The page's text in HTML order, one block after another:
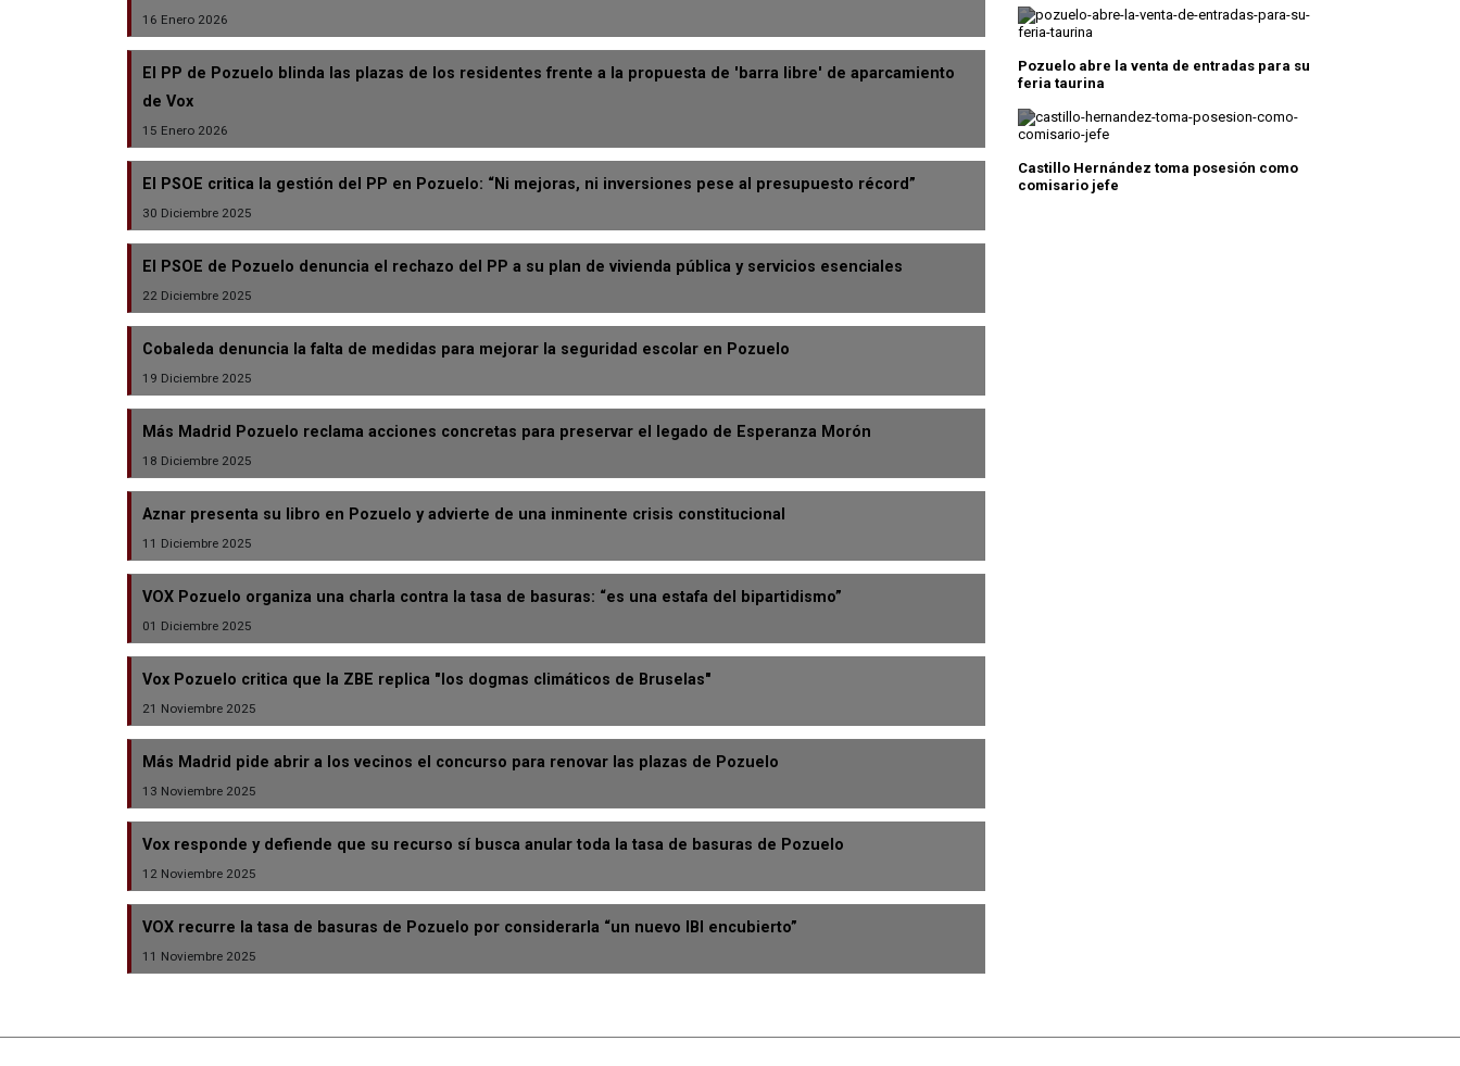
16 Enero 2026
El PP de Pozuelo blinda las plazas de los residentes frente a la propuesta de 'barra libre' de aparcamiento
de Vox
15 Enero 2026
El PSOE critica la gestión del PP en Pozuelo: “Ni mejoras, ni inversiones pese al presupuesto récord”
30 Diciembre 2025
El PSOE de Pozuelo denuncia el rechazo del PP a su plan de vivienda pública y servicios esenciales
22 Diciembre 2025
Cobaleda denuncia la falta de medidas para mejorar la seguridad escolar en Pozuelo
19 Diciembre 2025
Más Madrid Pozuelo reclama acciones concretas para preservar el legado de Esperanza Morón
18 Diciembre 2025
Aznar presenta su libro en Pozuelo y advierte de una inminente crisis constitucional
11 Diciembre 2025
VOX Pozuelo organiza una charla contra la tasa de basuras: “es una estafa del bipartidismo”
01 Diciembre 2025
Vox Pozuelo critica que la ZBE replica "los dogmas climáticos de Bruselas"
21 Noviembre 2025
Más Madrid pide abrir a los vecinos el concurso para renovar las plazas de Pozuelo
13 Noviembre 2025
Vox responde y defiende que su recurso sí busca anular toda la tasa de basuras de Pozuelo
12 Noviembre 2025
VOX recurre la tasa de basuras de Pozuelo por considerarla “un nuevo IBI encubierto”
11 Noviembre 2025
Pozuelo abre la venta de entradas para su
feria taurina
Castillo Hernández toma posesión como
comisario jefe